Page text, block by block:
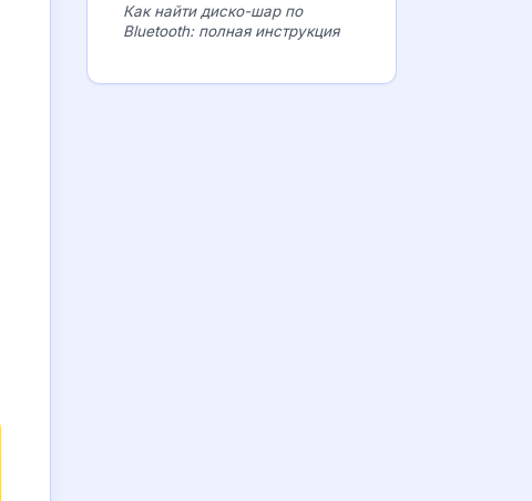
Как найти диско-шар по
Bluetooth: полная инструкция